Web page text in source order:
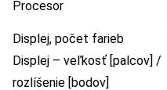
Procesor
Displej, počet farieb
Displej – veľkosť [palcov] /
rozlíšenie [bodov]